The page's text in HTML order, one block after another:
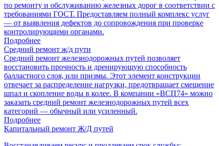
по ремонту и обслуживанию железных дорог в соответствии с
требованиями ГОСТ. Предоставляем полный комплекс услуг
— от выявления дефектов до сопровождения при проверке
контролирующими органами.
Подробнее
Средний ремонт ж/д пути
Средний ремонт железнодорожных путей позволяет
восстановить прочность и дренирующую способность
балластного слоя, или призмы. Этот элемент конструкции
отвечает за распределение нагрузки, предотвращает смещение
шпал и скопление воды в колее. В компании «ВСП74» можно
заказать средний ремонт железнодорожных путей всех
категорий — обычный или усиленный.
Подробнее
Капитальный ремонт Ж/Д путей